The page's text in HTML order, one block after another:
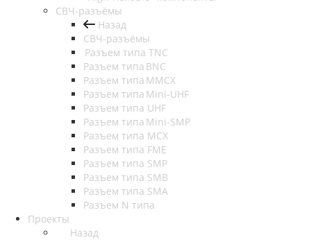
СВЧ-разъёмы
Назад
СВЧ-разъёмы
Разъем типа TNC
Разъем типа BNC
Разъем типа MMCX
Разъем типа Mini-UHF
Разъем типа UHF
Разъем типа Mini-SMP
Разъем типа MCX
Разъем типа FME
Разъем типа SMP
Разъем типа SMB
Разъем типа SMA
Разъем N типа
Проекты
Назад